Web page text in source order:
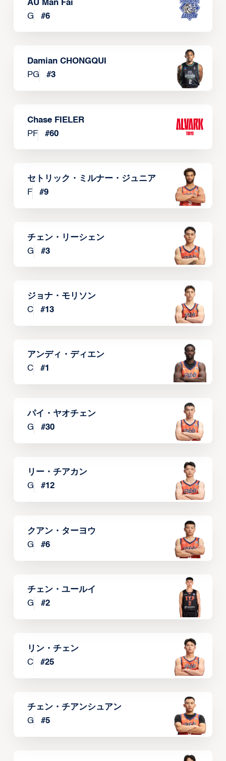
AU Man Fai
G
#6
Damian CHONGQUI
PG
#3
Chase FIELER
PF
#60
セトリック・ミルナー・ジュニア
F
#9
チェン・リーシェン
G
#3
ジョナ・モリソン
C
#13
アンディ・ディエン
C
#1
パイ・ヤオチェン
G
#30
リー・チアカン
G
#12
クアン・ターヨウ
G
#6
チェン・ユールイ
G
#2
リン・チェン
C
#25
チェン・チアンシュアン
G
#5